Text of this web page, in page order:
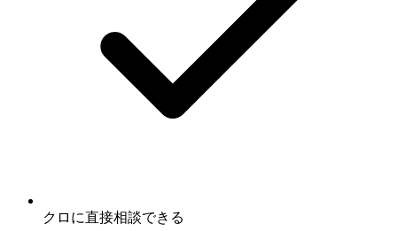
クロに直接相談できる